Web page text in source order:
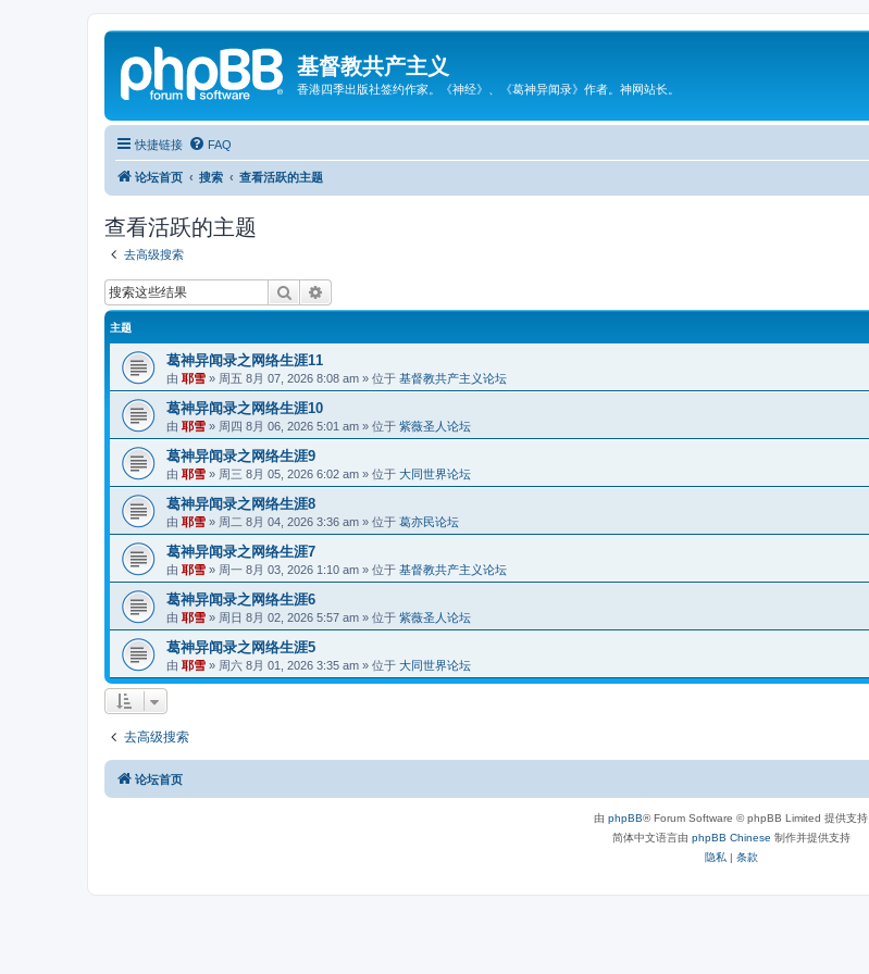
基督教共产主义
香港四季出版社签约作家。《神经》、《葛神异闻录》作者。神网站长。
快捷链接 FAQ
论坛首页 搜索 查看活跃的主题
查看活跃的主题
去高级搜索
搜索
主题
葛神异闻录之网络生涯11
由 耶雪 » 周五 8月 07, 2026 8:08 am » 位于 基督教共产主义论坛
葛神异闻录之网络生涯10
由 耶雪 » 周四 8月 06, 2026 5:01 am » 位于 紫薇圣人论坛
葛神异闻录之网络生涯9
由 耶雪 » 周三 8月 05, 2026 6:02 am » 位于 大同世界论坛
葛神异闻录之网络生涯8
由 耶雪 » 周二 8月 04, 2026 3:36 am » 位于 葛亦民论坛
葛神异闻录之网络生涯7
由 耶雪 » 周一 8月 03, 2026 1:10 am » 位于 基督教共产主义论坛
葛神异闻录之网络生涯6
由 耶雪 » 周日 8月 02, 2026 5:57 am » 位于 紫薇圣人论坛
葛神异闻录之网络生涯5
由 耶雪 » 周六 8月 01, 2026 3:35 am » 位于 大同世界论坛
去高级搜索
论坛首页
由 phpBB® Forum Software © phpBB Limited 提供支持
简体中文语言由 phpBB Chinese 制作并提供支持
隐私 | 条款